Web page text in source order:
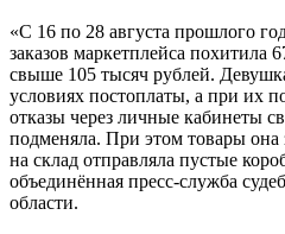
«С 16 по 28 августа прошлого
заказов маркетплейса
свыше 105 тысяч рублей.
условиях постоплаты, а при их
отказы через личные кабинеты
подменяла. При этом товары она
на склад отправляла пустые
объединённая пресс-служба
области.